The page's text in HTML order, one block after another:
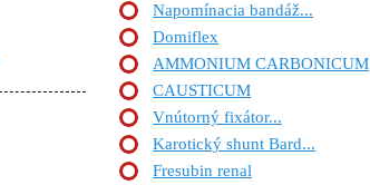
Napomínacia bandáž...
Domiflex
AMMONIUM CARBONICUM
CAUSTICUM
Vnútorný fixátor...
Karotický shunt Bard...
Fresubin renal